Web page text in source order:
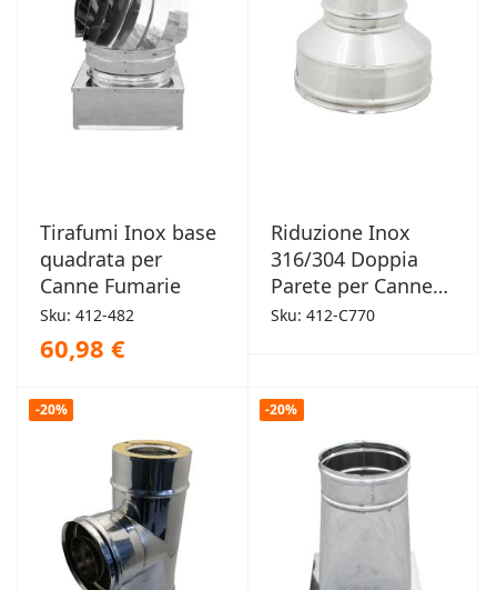
Tirafumi Inox base
quadrata per
Canne Fumarie
Sku: 412-482
60,98 €
Riduzione Inox
316/304 Doppia
Parete per Canne
Fumarie
Sku: 412-C770
-20% -20%